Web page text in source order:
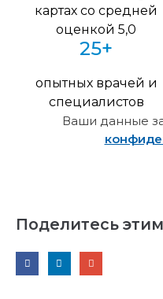
картах со средней
оценкой 5,0
25+
опытных врачей и
специалистов
Ваши данные
Поделитесь